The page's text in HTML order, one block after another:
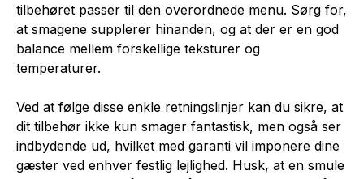
tilbehøret passer til den overordnede menu. Sørg for,
at smagene supplerer hinanden, og at der er en god
balance mellem forskellige teksturer og
temperaturer.
Ved at følge disse enkle retningslinjer kan du sikre, at
dit tilbehør ikke kun smager fantastisk, men også ser
indbydende ud, hvilket med garanti vil imponere dine
gæster ved enhver festlig lejlighed. Husk, at en smule